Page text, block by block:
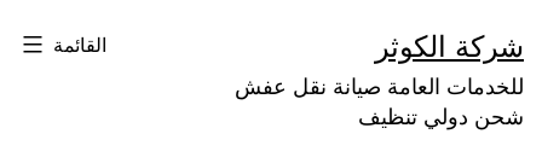
إلى
المحتوى
شركة الكوثر
للخدمات العامة صيانة نقل عفش
شحن دولي تنظيف
القائمة